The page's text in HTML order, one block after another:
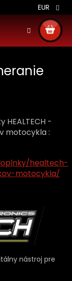
Doprava
EUR
KOŠÍK
HEALTECH -
motocykla :
healtech-
motocykla/
nástroj pre